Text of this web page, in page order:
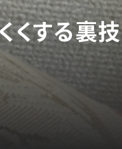
くする裏技